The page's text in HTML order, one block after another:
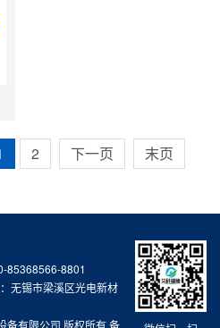
2 下一页 末页
85368566-8801
无锡市梁溪区光电新材
备有限公司 版权所有 备